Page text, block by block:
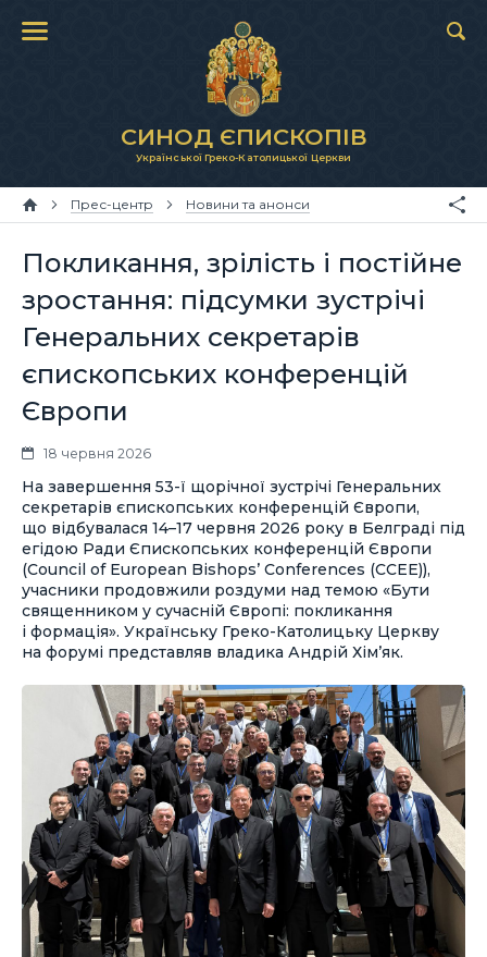
СИНОД ЄПИСКОПІВ
Української Греко-Католицької Церкви
Прес-центр Новини та анонси
Покликання, зрілість і постійне
зростання: підсумки зустрічі
Генеральних секретарів
єпископських конференцій
Європи
18 червня 2026
На завершення 53-ї щорічної зустрічі Генеральних
секретарів єпископських конференцій Європи,
що відбувалася 14–17 червня 2026 року в Белграді під
егідою Ради Єпископських конференцій Європи
(Council of European Bishops’ Conferences (CCEE)),
учасники продовжили роздуми над темою «Бути
священником у сучасній Європі: покликання
і формація». Українську Греко-Католицьку Церкву
на форумі представляв владика Андрій Хім’як.